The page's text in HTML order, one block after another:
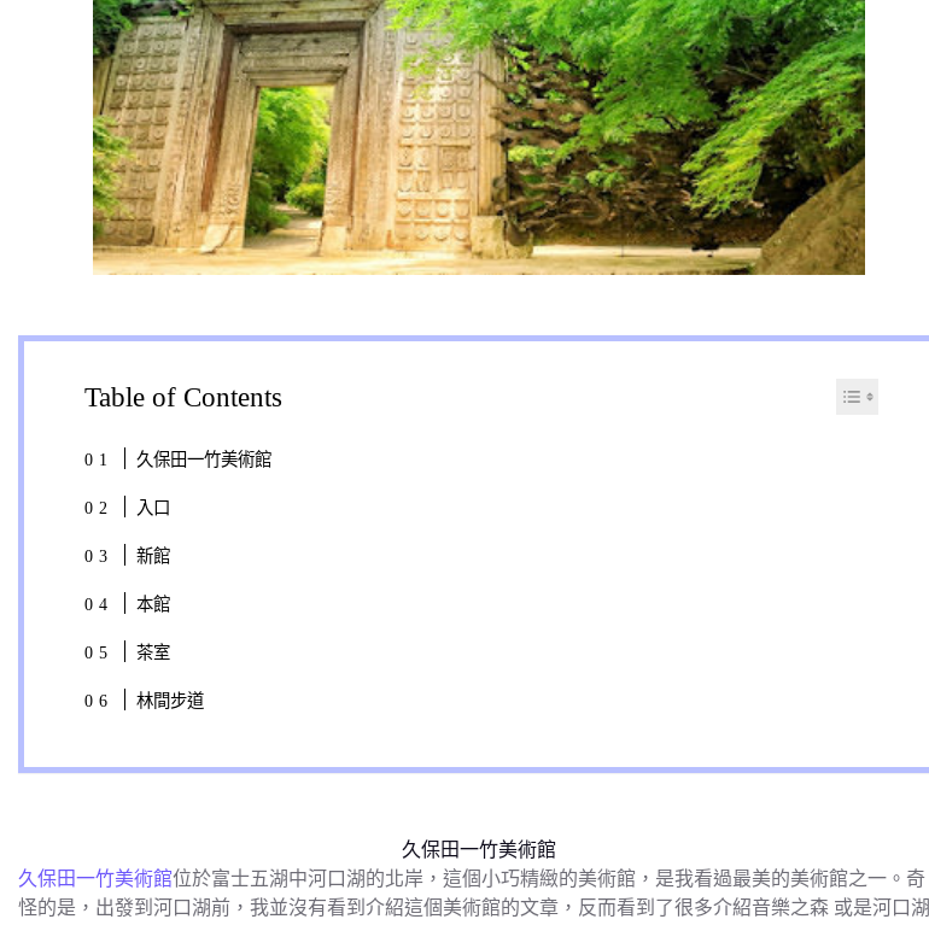
Table of Contents
久保田一竹美術館
入口
新館
本館
茶室
林間步道
久保田一竹美術館
久保田一竹美術館位於富士五湖中河口湖的北岸，這個小巧精緻的美術館，是我看過最美的美術館之一。奇
怪的是，出發到河口湖前，我並沒有看到介紹這個美術館的文章，反而看到了很多介紹音樂之森 或是河口湖